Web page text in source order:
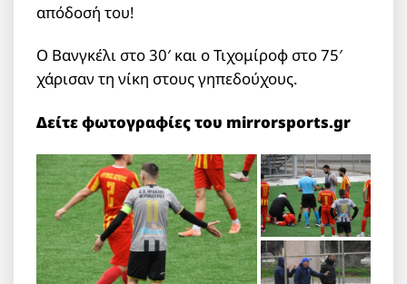
απόδοσή του!
Ο Βανγκέλι στο 30′ και ο Τιχομίροφ στο 75′
χάρισαν τη νίκη στους γηπεδούχους.
Δείτε φωτογραφίες του mirrorsports.gr